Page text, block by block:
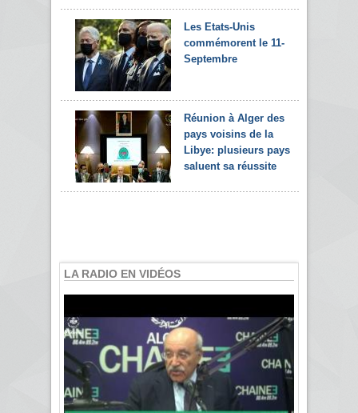
Les Etats-Unis
commémorent le 11-
Septembre
Réunion à Alger des
pays voisins de la
Libye: plusieurs pays
saluent sa réussite
LA RADIO EN VIDÉOS